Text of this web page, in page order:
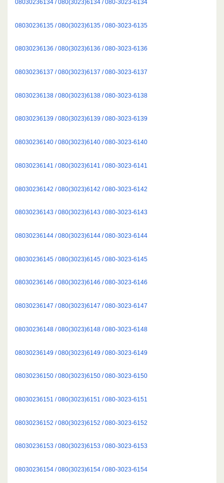
08030236134 / 080(3023)6134 / 080-3023-6134
08030236135 / 080(3023)6135 / 080-3023-6135
08030236136 / 080(3023)6136 / 080-3023-6136
08030236137 / 080(3023)6137 / 080-3023-6137
08030236138 / 080(3023)6138 / 080-3023-6138
08030236139 / 080(3023)6139 / 080-3023-6139
08030236140 / 080(3023)6140 / 080-3023-6140
08030236141 / 080(3023)6141 / 080-3023-6141
08030236142 / 080(3023)6142 / 080-3023-6142
08030236143 / 080(3023)6143 / 080-3023-6143
08030236144 / 080(3023)6144 / 080-3023-6144
08030236145 / 080(3023)6145 / 080-3023-6145
08030236146 / 080(3023)6146 / 080-3023-6146
08030236147 / 080(3023)6147 / 080-3023-6147
08030236148 / 080(3023)6148 / 080-3023-6148
08030236149 / 080(3023)6149 / 080-3023-6149
08030236150 / 080(3023)6150 / 080-3023-6150
08030236151 / 080(3023)6151 / 080-3023-6151
08030236152 / 080(3023)6152 / 080-3023-6152
08030236153 / 080(3023)6153 / 080-3023-6153
08030236154 / 080(3023)6154 / 080-3023-6154